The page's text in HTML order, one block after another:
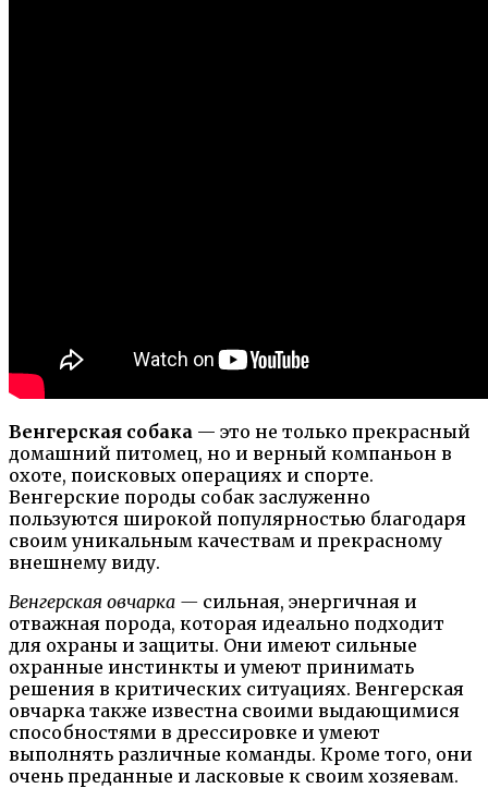
Венгерская собака — это не только прекрасный
домашний питомец, но и верный компаньон в
охоте, поисковых операциях и спорте.
Венгерские породы собак заслуженно
пользуются широкой популярностью благодаря
своим уникальным качествам и прекрасному
внешнему виду.
Венгерская овчарка — сильная, энергичная и
отважная порода, которая идеально подходит
для охраны и защиты. Они имеют сильные
охранные инстинкты и умеют принимать
решения в критических ситуациях. Венгерская
овчарка также известна своими выдающимися
способностями в дрессировке и умеют
выполнять различные команды. Кроме того, они
очень преданные и ласковые к своим хозяевам.